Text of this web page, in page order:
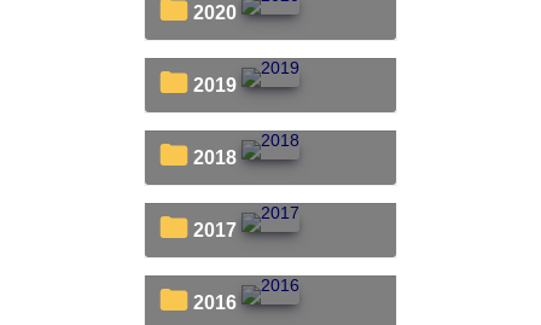
2020
2019
2018
2017
2016